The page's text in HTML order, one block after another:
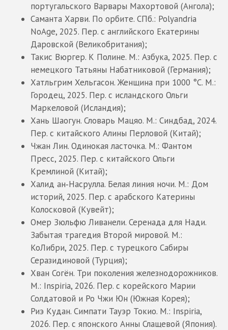
португальского Варвары Махортовой (Ангола);
Саманта Харви. По орбите. СПб.: Polyandria
NoAge, 2025. Пер. с английского Екатерины
Даровской (Великобритания);
Такис Вюргер. К Полине. М.: Азбука, 2025. Пер. с
немецкого Татьяны Набатниковой (Германия);
Хатльгрим Хельгасон. Женщина при 1000 °C. М.:
Городец, 2025. Пер. с исландского Ольги
Маркеловой (Исландия);
Хань Шаогун. Словарь Мацяо. М.: Синдбад, 2024.
Пер. с китайского Алины Перловой (Китай);
Чжан Лин. Одинокая ласточка. М.: Фантом
Пресс, 2025. Пер. с китайского Ольги
Кремлиной (Китай);
Халид ан‑Насрулла. Белая линия ночи. М.: Дом
историй, 2025. Пер. с арабского Катерины
Колосковой (Кувейт);
Омер Зюльфю Ливанели. Серенада для Нади.
Забытая трагедия Второй мировой. М.:
КоЛибри, 2025. Пер. с турецкого Сабиры
Серазидиновой (Турция);
Хван Согён. Три поколения железнодорожников.
М.: Inspiria, 2026. Пер. с корейского Марии
Солдатовой и Ро Чжи Юн (Южная Корея);
Риэ Кудан. Симпати Тауэр Токио. М.: Inspiria,
2026. Пер. с японского Анны Слащевой (Япония).